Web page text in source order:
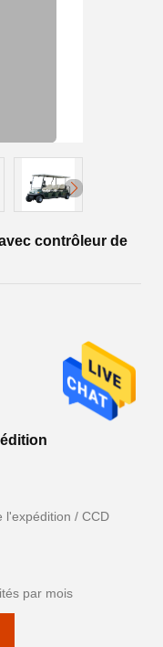
contrôleur de
l'expédition / CCD
par mois